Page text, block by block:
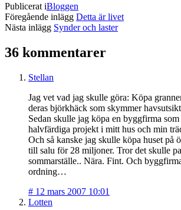
Publicerat iBloggen
Föregående inlägg Detta är livet
Nästa inlägg Synder och laster
36 kommentarer
Stellan
Jag vet vad jag skulle göra: Köpa
deras björkhäck som skymmer
Sedan skulle jag köpa en byggfirma
halvfärdiga projekt i mitt hus och min
Och så kanske jag skulle köpa huset på
till salu för 28 miljoner. Tror det skulle
sommarställe.. Nära. Fint. Och
ordning…
# 12 mars 2007 10:01
Lotten